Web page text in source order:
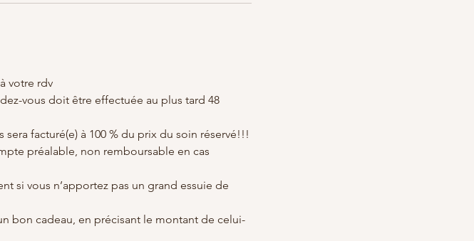
votre rdv
vous doit être effectuée au plus tard 48
facturé(e) à 100 % du prix du soin réservé!!!
préalable, non remboursable en cas
si vous n’apportez pas un grand essuie de
bon cadeau, en précisant le montant de celui-